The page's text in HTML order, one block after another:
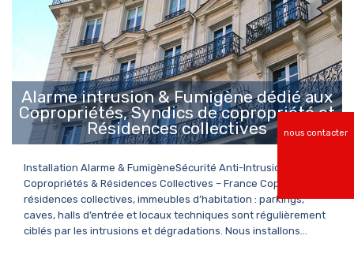
nous contacter
Alarme intrusion & Fumigène dédié aux
Copropriétés, Syndics de copropriété et
Résidences collectives
EN SAVOIR PLUS
Installation Alarme & FumigèneSécurité Anti-Intrusion pour
Copropriétés & Résidences Collectives – France Copropriétés,
résidences collectives, immeubles d’habitation : parkings,
caves, halls d’entrée et locaux techniques sont régulièrement
ciblés par les intrusions et dégradations. Nous installons…